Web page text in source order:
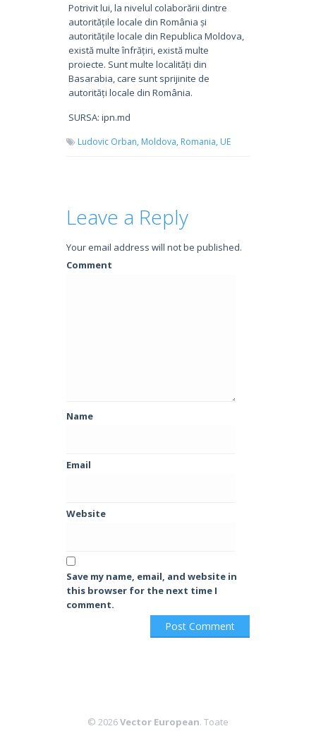
Potrivit lui, la nivelul colaborării dintre
autoritățile locale din România și
autoritățile locale din Republica Moldova,
există multe înfrățiri, există multe
proiecte. Sunt multe localități din
Basarabia, care sunt sprijinite de
autorități locale din România.
SURSA: ipn.md
Ludovic Orban, Moldova, Romania, UE
Leave a Reply
Your email address will not be published.
Comment
Name
Email
Website
Save my name, email, and website in
this browser for the next time I
comment.
© 2026Vector European. Toate